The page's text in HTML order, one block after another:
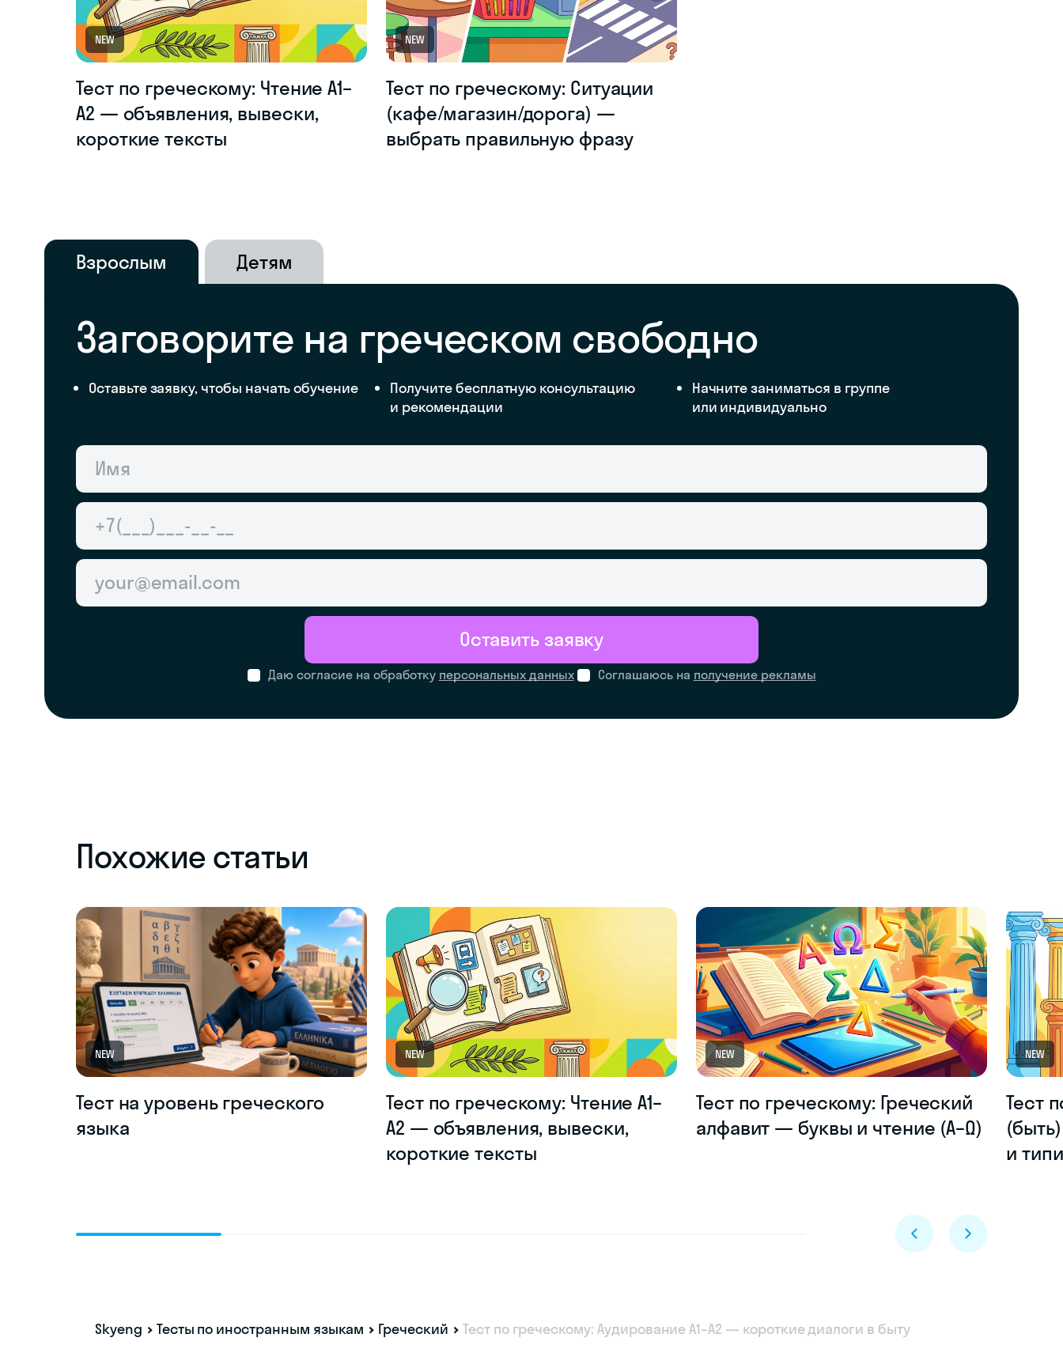
NEW
Тест по греческому: Чтение A1–
A2 — объявления, вывески,
короткие тексты
NEW
Тест по греческому: Ситуации
(кафе/магазин/дорога) —
выбрать правильную фразу
Взрослым Детям
Заговорите на греческом свободно
Оставьте заявку, чтобы начать обучение
Получите бесплатную консультацию
и рекомендации
Начните заниматься в группе
или индивидуально
Даю согласие на обработку персональных данных Соглашаюсь на получение рекламы
Оставить заявку
Похожие статьи
NEW
Тест на уровень греческого
языка
NEW
Тест по греческому: Чтение A1–
A2 — объявления, вывески,
короткие тексты
NEW
Тест по греческому: Греческий
алфавит — буквы и чтение (Α–Ω)
NEW
Тест
и
Skyeng Тесты по иностранным языкам Греческий Тест по греческому: Аудирование A1–A2 — короткие диалоги в быту
Skyeng Chat